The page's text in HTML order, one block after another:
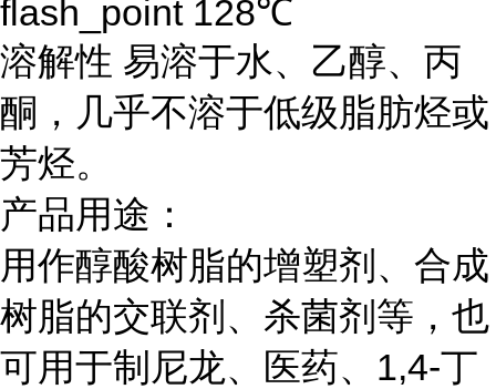
flash_point 128℃
溶解性 易溶于水、乙醇、丙
酮，几乎不溶于低级脂肪烃或
芳烃。
产品用途：
用作醇酸树脂的增塑剂、合成
树脂的交联剂、杀菌剂等，也
可用于制尼龙、医药、1,4-丁